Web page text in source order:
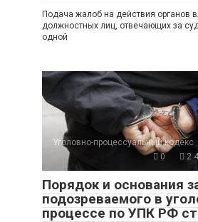
Подача жалоб на действия органов
должностных лиц, отвечающих за
одной
Уголовно-процессуальный кодекс
0
2
Порядок и основания
подозреваемого в
процессе по УПК РФ